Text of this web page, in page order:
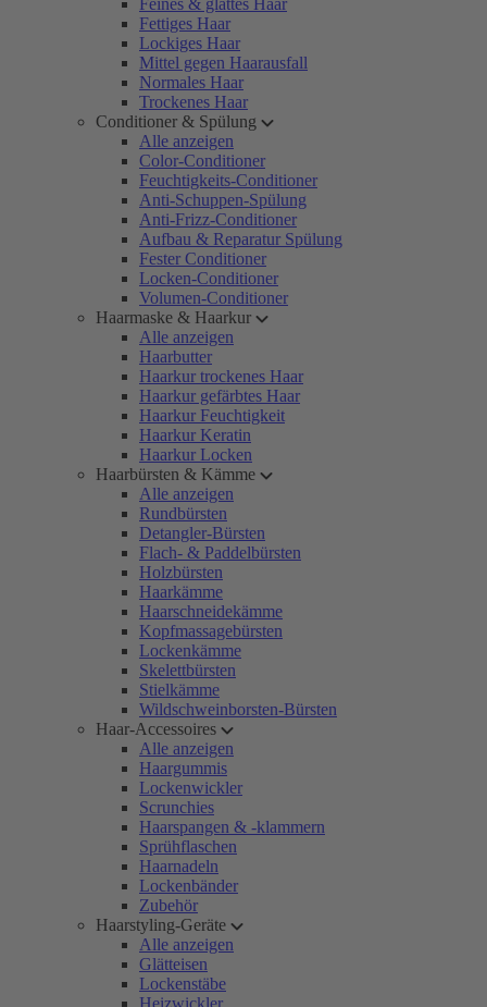
Feines & glattes Haar
Fettiges Haar
Lockiges Haar
Mittel gegen Haarausfall
Normales Haar
Trockenes Haar
Conditioner & Spülung
Alle anzeigen
Color-Conditioner
Feuchtigkeits-Conditioner
Anti-Schuppen-Spülung
Anti-Frizz-Conditioner
Aufbau & Reparatur Spülung
Fester Conditioner
Locken-Conditioner
Volumen-Conditioner
Haarmaske & Haarkur
Alle anzeigen
Haarbutter
Haarkur trockenes Haar
Haarkur gefärbtes Haar
Haarkur Feuchtigkeit
Haarkur Keratin
Haarkur Locken
Haarbürsten & Kämme
Alle anzeigen
Rundbürsten
Detangler-Bürsten
Flach- & Paddelbürsten
Holzbürsten
Haarkämme
Haarschneidekämme
Kopfmassagebürsten
Lockenkämme
Skelettbürsten
Stielkämme
Wildschweinborsten-Bürsten
Haar-Accessoires
Alle anzeigen
Haargummis
Lockenwickler
Scrunchies
Haarspangen & -klammern
Sprühflaschen
Haarnadeln
Lockenbänder
Zubehör
Haarstyling-Geräte
Alle anzeigen
Glätteisen
Lockenstäbe
Heizwickler